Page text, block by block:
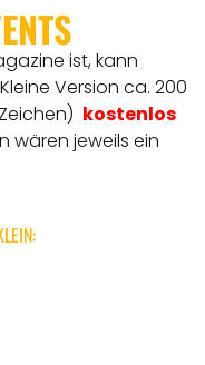
ist, kann
Version ca. 200
kostenlos
wären jeweils ein